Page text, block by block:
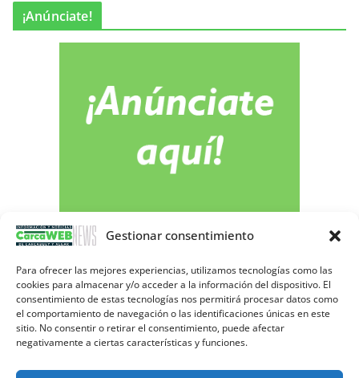
Gestionar consentimiento
Para ofrecer las mejores experiencias, utilizamos tecnologías como las
cookies para almacenar y/o acceder a la información del dispositivo. El
consentimiento de estas tecnologías nos permitirá procesar datos como
el comportamiento de navegación o las identificaciones únicas en este
sitio. No consentir o retirar el consentimiento, puede afectar
negativamente a ciertas características y funciones.
¡Anúnciate!
Publicidad